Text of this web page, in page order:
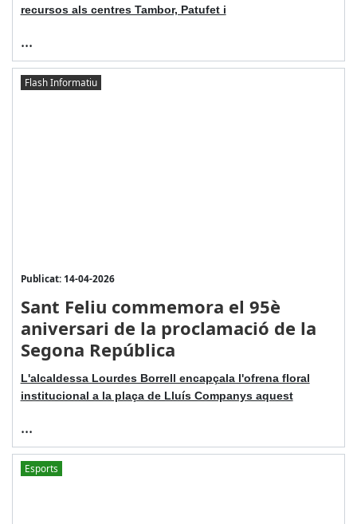
recursos als centres Tambor, Patufet i
...
Flash Informatiu
Publicat: 14-04-2026
Sant Feliu commemora el 95è
aniversari de la proclamació de la
Segona República
L'alcaldessa Lourdes Borrell encapçala l'ofrena floral
institucional a la plaça de Lluís Companys aquest
...
Esports